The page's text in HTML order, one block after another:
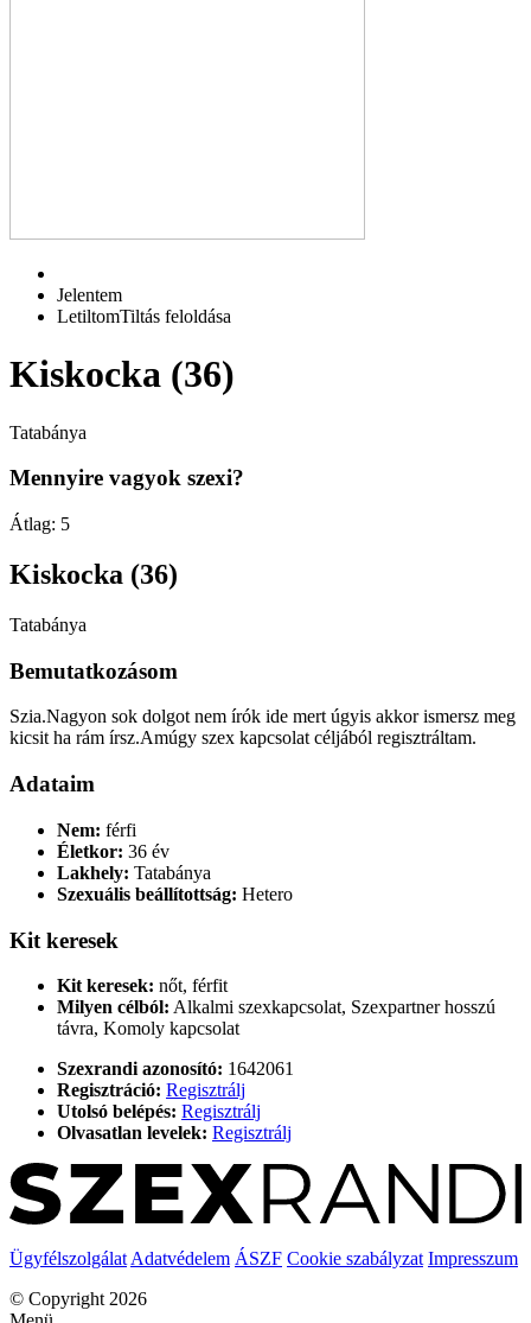
Jelentem
LetiltomTiltás feloldása
Kiskocka (36)
Tatabánya
Mennyire vagyok szexi?
Átlag: 5
Kiskocka (36)
Tatabánya
Bemutatkozásom
Szia.Nagyon sok dolgot nem írók ide mert úgyis akkor ismersz meg
kicsit ha rám írsz.Amúgy szex kapcsolat céljából regisztráltam.
Adataim
Nem: férfi
Életkor: 36 év
Lakhely: Tatabánya
Szexuális beállítottság: Hetero
Kit keresek
Kit keresek: nőt, férfit
Milyen célból: Alkalmi szexkapcsolat, Szexpartner hosszú
távra, Komoly kapcsolat
Szexrandi azonosító: 1642061
Regisztráció: Regisztrálj
Utolsó belépés: Regisztrálj
Olvasatlan levelek: Regisztrálj
Ügyfélszolgálat Adatvédelem ÁSZF Cookie szabályzat Impresszum
© Copyright 2026